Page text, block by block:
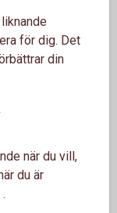
för dig. Det
din
när du vill,
du är
.